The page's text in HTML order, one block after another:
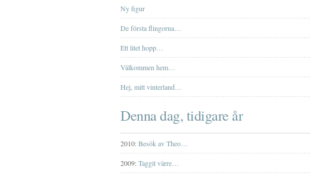
Ny figur
De första flingorna…
Ett litet hopp…
Välkommen hem…
Hej, mitt vinterland…
Denna dag, tidigare år
2010:Besök av Theo…
2009:Taggit värre…